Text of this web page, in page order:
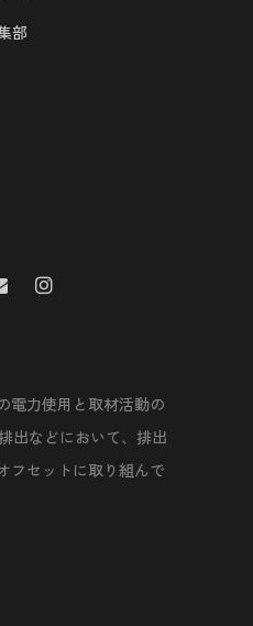
部
電力使用と取材活動の
出などにおいて、排出
フセットに取り組んで